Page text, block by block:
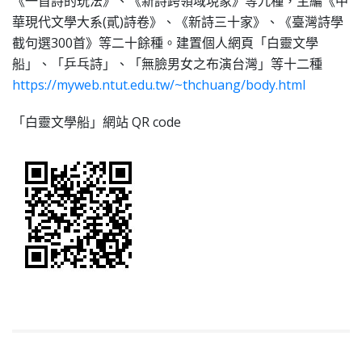
華現代文學大系(貳)詩卷》、《新詩三十家》、《臺灣詩學
截句選300首》等二十餘種。建置個人網頁「白靈文學
船」、「乒乓詩」、「無臉男女之布演台灣」等十二種
https://myweb.ntut.edu.tw/~thchuang/body.html
「白靈文學船」網站 QR code